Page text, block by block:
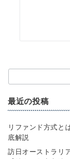
最近の投稿
リファンド方式と
底解説
訪日オーストラリ